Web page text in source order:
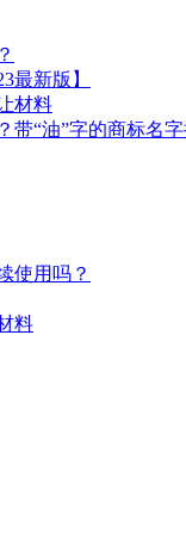
最新版】
材料
带“油”字的商标名
使用吗？
料